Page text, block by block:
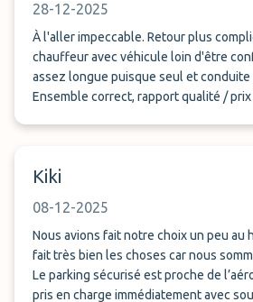
28-12-2025
À l'aller impeccable. Retour plus
chauffeur avec véhicule loin d'être
assez longue puisque seul et conduite
Ensemble correct, rapport qualité /
Kiki
08-12-2025
Nous avions fait notre choix un peu au
fait très bien les choses car nous
Le parking sécurisé est proche de
pris en charge immédiatement avec